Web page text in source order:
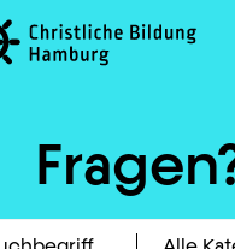
springen